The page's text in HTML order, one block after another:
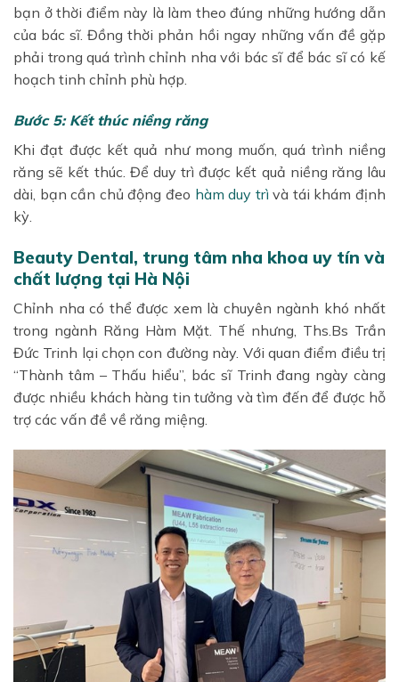
bạn ở thời điểm này là làm theo đúng những hướng dẫn
của bác sĩ. Đồng thời phản hồi ngay những vấn đề gặp
phải trong quá trình chỉnh nha với bác sĩ để bác sĩ có kế
hoạch tinh chỉnh phù hợp.
Bước 5: Kết thúc niềng răng
Khi đạt được kết quả như mong muốn, quá trình niềng
răng sẽ kết thúc. Để duy trì được kết quả niềng răng lâu
dài, bạn cần chủ động đeo hàm duy trì và tái khám định
kỳ.
Beauty Dental, trung tâm nha khoa uy tín và
chất lượng tại Hà Nội
Chỉnh nha có thể được xem là chuyên ngành khó nhất
trong ngành Răng Hàm Mặt. Thế nhưng, Ths.Bs Trần
Đức Trinh lại chọn con đường này. Với quan điểm điều trị
“Thành tâm – Thấu hiểu”, bác sĩ Trinh đang ngày càng
được nhiều khách hàng tin tưởng và tìm đến để được hỗ
trợ các vấn đề về răng miệng.